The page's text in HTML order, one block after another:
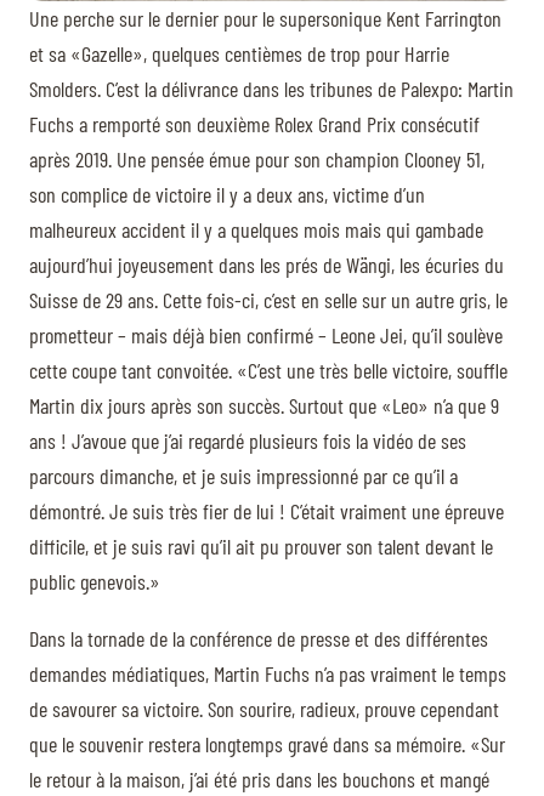
Une perche sur le dernier pour le supersonique Kent Farrington
et sa «Gazelle», quelques centièmes de trop pour Harrie
Smolders. C’est la délivrance dans les tribunes de Palexpo: Martin
Fuchs a remporté son deuxième Rolex Grand Prix consécutif
après 2019. Une pensée émue pour son champion Clooney 51,
son complice de victoire il y a deux ans, victime d’un
malheureux accident il y a quelques mois mais qui gambade
aujourd’hui joyeusement dans les prés de Wängi, les écuries du
Suisse de 29 ans. Cette fois-ci, c’est en selle sur un autre gris, le
prometteur – mais déjà bien confirmé – Leone Jei, qu’il soulève
cette coupe tant convoitée. «C’est une très belle victoire, souffle
Martin dix jours après son succès. Surtout que «Leo» n’a que 9
ans ! J’avoue que j’ai regardé plusieurs fois la vidéo de ses
parcours dimanche, et je suis impressionné par ce qu’il a
démontré. Je suis très fier de lui ! C’était vraiment une épreuve
difficile, et je suis ravi qu’il ait pu prouver son talent devant le
public genevois.»
Dans la tornade de la conférence de presse et des différentes
demandes médiatiques, Martin Fuchs n’a pas vraiment le temps
de savourer sa victoire. Son sourire, radieux, prouve cependant
que le souvenir restera longtemps gravé dans sa mémoire. «Sur
le retour à la maison, j’ai été pris dans les bouchons et mangé